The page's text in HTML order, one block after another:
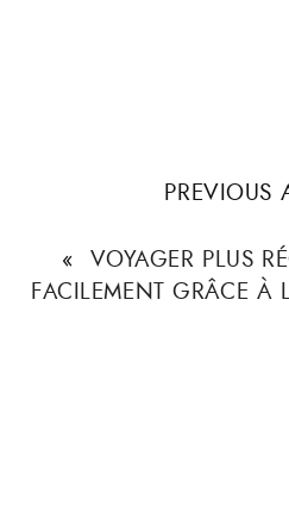
PREVIOUS
« VOYAGER PLUS
FACILEMENT GRÂCE À